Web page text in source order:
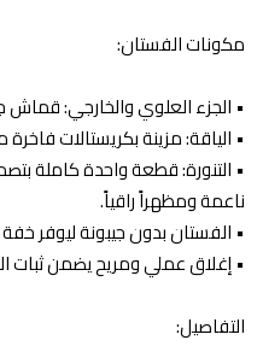
مكونات الفستان:
•⁠ ⁠الجزء العلوي والخارجي: قماش
•⁠ ⁠الياقة: مزينة بكريستالات
•⁠ ⁠التنورة: قطعة واحدة كاملة
ناعمة ومظهراً راقياً.
•⁠ ⁠الفستان بدون جيبونة ليوفر خفة
•⁠ ⁠إغلاق عملي ومريح يضمن ثبات
التفاصيل: